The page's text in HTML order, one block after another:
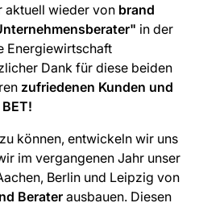
aktuell wieder von brand
in der
Energiewirtschaft
Dank für diese beiden
zufriedenen Kunden und
können, entwickeln wir uns
im vergangenen Jahr unser
Berlin und Leipzig von
Berater ausbauen. Diesen